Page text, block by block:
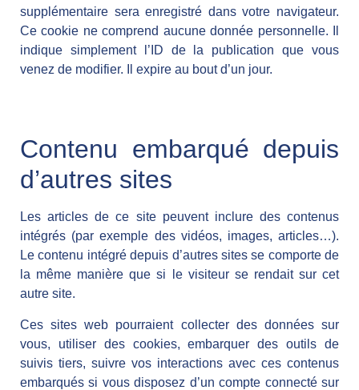
supplémentaire sera enregistré dans votre navigateur.
Ce cookie ne comprend aucune donnée personnelle. Il
indique simplement l’ID de la publication que vous
venez de modifier. Il expire au bout d’un jour.
Contenu embarqué depuis
d’autres sites
Les articles de ce site peuvent inclure des contenus
intégrés (par exemple des vidéos, images, articles…).
Le contenu intégré depuis d’autres sites se comporte de
la même manière que si le visiteur se rendait sur cet
autre site.
Ces sites web pourraient collecter des données sur
vous, utiliser des cookies, embarquer des outils de
suivis tiers, suivre vos interactions avec ces contenus
embarqués si vous disposez d’un compte connecté sur